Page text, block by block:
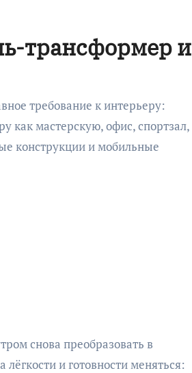
трансформер и
требование к интерьеру:
как мастерскую, офис, спортзал,
конструкции и мобильные
снова преобразовать в
и готовности меняться: